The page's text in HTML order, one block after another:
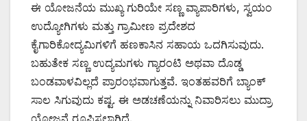
ಈ ಯೋಜನೆಯ ಮುಖ್ಯ ಗುರಿಯೇ ಸಣ್ಣ ವ್ಯಾಪಾರಿಗಳು, ಸ್ವಯಂ
ಉದ್ಯೋಗಿಗಳು ಮತ್ತು ಗ್ರಾಮೀಣ ಪ್ರದೇಶದ
ಕೈಗಾರಿಕೋದ್ಯಮಿಗಳಿಗೆ ಹಣಕಾಸಿನ ಸಹಾಯ ಒದಗಿಸುವುದು.
ಬಹುತೇಕ ಸಣ್ಣ ಉದ್ಯಮಗಳು ಗ್ಯಾರಂಟಿ ಅಥವಾ ದೊಡ್ಡ
ಬಂಡವಾಳವಿಲ್ಲದೆ ಪ್ರಾರಂಭವಾಗುತ್ತವೆ. ಇಂತಹವರಿಗೆ ಬ್ಯಾಂಕ್
ಸಾಲ ಸಿಗುವುದು ಕಷ್ಟ. ಈ ಅಡಚಣೆಯನ್ನು ನಿವಾರಿಸಲು ಮುದ್ರಾ